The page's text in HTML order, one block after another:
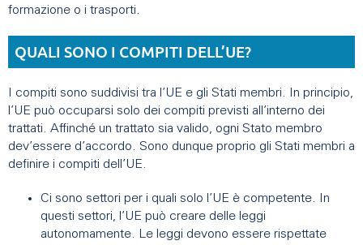
formazione o i trasporti.
QUALI SONO I COMPITI DELL’UE?
I compiti sono suddivisi tra l’UE e gli Stati membri. In principio,
l’UE può occuparsi solo dei compiti previsti all’interno dei
trattati. Affinché un trattato sia valido, ogni Stato membro
dev’essere d’accordo. Sono dunque proprio gli Stati membri a
definire i compiti dell’UE.
Ci sono settori per i quali solo l’UE è competente. In
questi settori, l’UE può creare delle leggi
autonomamente. Le leggi devono essere rispettate